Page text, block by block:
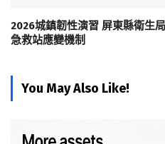
2026城鎮韌性演習 屏東縣衛生
急救站應變機制
You May Also Like!